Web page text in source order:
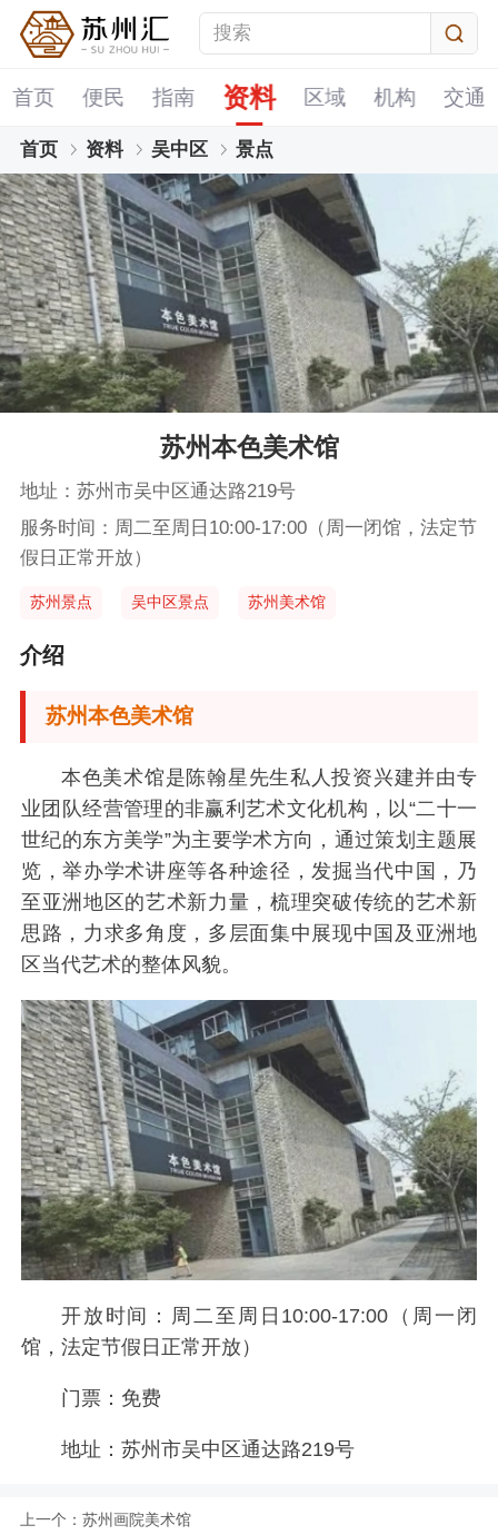
首页 便民 指南 资料 区域 机构 交通
首页 资料 吴中区 景点
苏州本色美术馆
地址：苏州市吴中区通达路219号
服务时间：周二至周日10:00-17:00（周一闭馆，法定节
假日正常开放）
苏州景点 吴中区景点 苏州美术馆
介绍
苏州本色美术馆
本色美术馆是陈翰星先生私人投资兴建并由专
业团队经营管理的非赢利艺术文化机构，以“二十一
世纪的东方美学”为主要学术方向，通过策划主题展
览，举办学术讲座等各种途径，发掘当代中国，乃
至亚洲地区的艺术新力量，梳理突破传统的艺术新
思路，力求多角度，多层面集中展现中国及亚洲地
区当代艺术的整体风貌。
开放时间：周二至周日10:00-17:00（周一闭
馆，法定节假日正常开放）
门票：免费
地址：苏州市吴中区通达路219号
上一个： 苏州画院美术馆